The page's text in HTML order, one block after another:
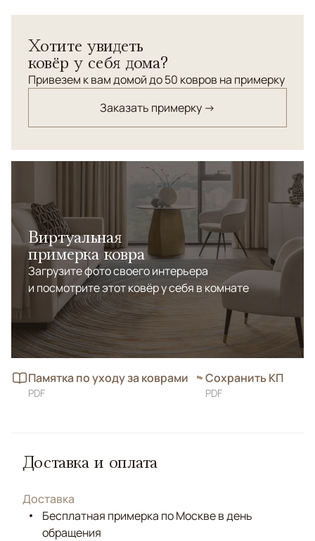
шелка с использованием структурной стрижки ворса.
Хотите увидеть
ковёр у себя дома?
Привезем к вам домой до 50 ковров на примерку
Заказать примерку →
Виртуальная
примерка ковра
Загрузите фото своего интерьера
и посмотрите этот ковёр у себя в комнате
Памятка по уходу за коврами
PDF
Сохранить КП
PDF
Доставка и оплата
Доставка
Бесплатная примерка по Москве в день
обращения